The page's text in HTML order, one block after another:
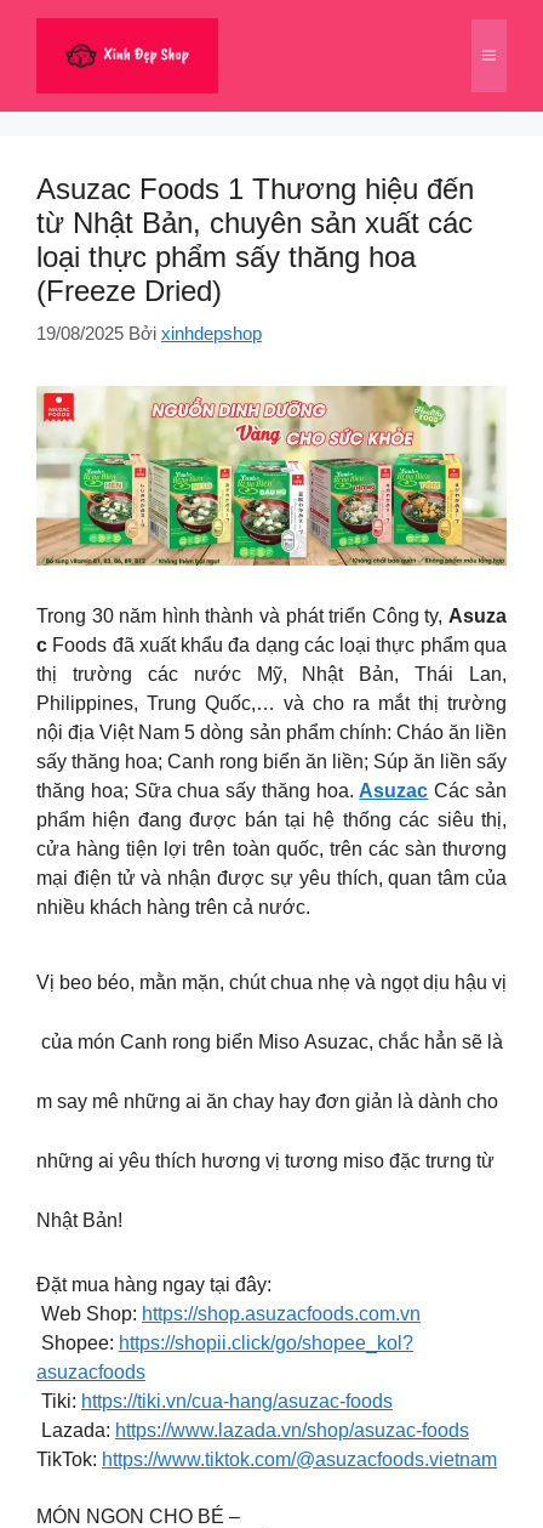
dung
Menu
Asuzac Foods 1 Thương hiệu đến
từ Nhật Bản, chuyên sản xuất các
loại thực phẩm sấy thăng hoa
(Freeze Dried)
19/08/2025 Bởi xinhdepshop
Trong 30 năm hình thành và phát triển Công ty, Asuza
c Foods đã xuất khẩu đa dạng các loại thực phẩm qua
thị trường các nước Mỹ, Nhật Bản, Thái Lan,
Philippines, Trung Quốc,… và cho ra mắt thị trường
nội địa Việt Nam 5 dòng sản phẩm chính: Cháo ăn liền
sấy thăng hoa; Canh rong biển ăn liền; Súp ăn liền sấy
thăng hoa; Sữa chua sấy thăng hoa. Asuzac Các sản
phẩm hiện đang được bán tại hệ thống các siêu thị,
cửa hàng tiện lợi trên toàn quốc, trên các sàn thương
mại điện tử và nhận được sự yêu thích, quan tâm của
nhiều khách hàng trên cả nước.
Vị beo béo, mằn mặn, chút chua nhẹ và ngọt dịu hậu vị
của món Canh rong biển Miso Asuzac, chắc hẳn sẽ là
m say mê những ai ăn chay hay đơn giản là dành cho
những ai yêu thích hương vị tương miso đặc trưng từ
Nhật Bản!
Đặt mua hàng ngay tại đây:
Web Shop: https://shop.asuzacfoods.com.vn
Shopee: https://shopii.click/go/shopee_kol?
asuzacfoods
Tiki: https://tiki.vn/cua-hang/asuzac-foods
Lazada: https://www.lazada.vn/shop/asuzac-foods
TikTok: https://www.tiktok.com/@asuzacfoods.vietnam
MÓN NGON CHO BÉ –